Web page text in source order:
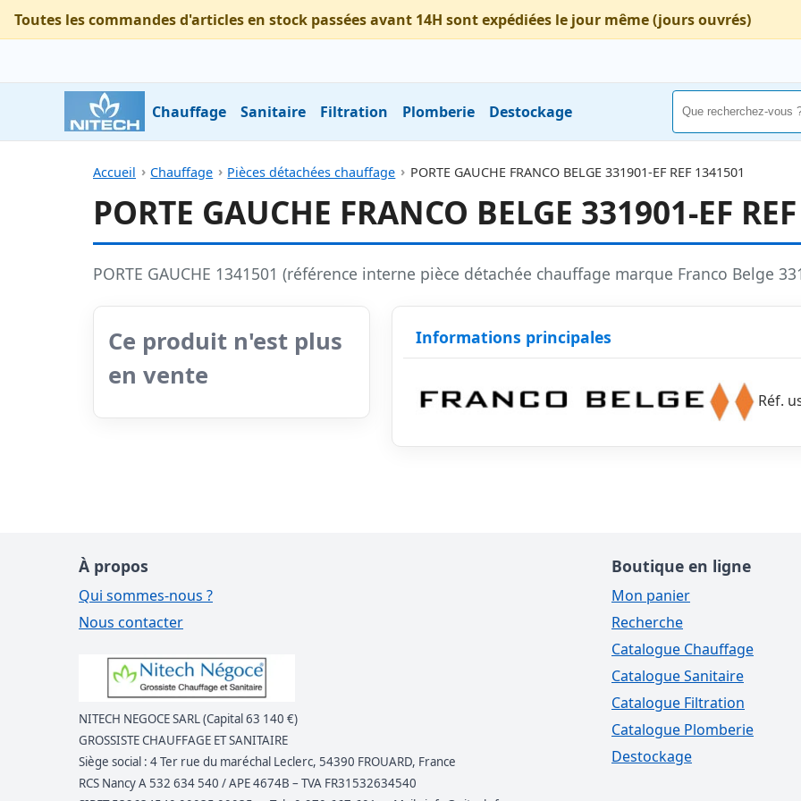
Toutes les commandes d'articles en stock passées avant 14H sont expédiées le jour même (jours ouvrés)
Chauffage Sanitaire Filtration Plomberie Destockage
Accueil Chauffage Pièces détachées chauffage PORTE GAUCHE FRANCO BELGE 331901-EF REF 1341501
PORTE GAUCHE FRANCO BELGE 331901-EF
PORTE GAUCHE 1341501 (référence interne pièce détachée chauffage marque Franco Belge
Ce produit n'est plus
en vente
Informations principales
Réf.
À propos
Qui sommes-nous ?
Nous contacter
NITECH NEGOCE SARL (Capital 63 140 €)
GROSSISTE CHAUFFAGE ET SANITAIRE
Siège social : 4 Ter rue du maréchal Leclerc, 54390 FROUARD, France
RCS Nancy A 532 634 540 / APE 4674B – TVA FR31532634540
Boutique en ligne
Mon panier
Recherche
Catalogue Chauffage
Catalogue Sanitaire
Catalogue Filtration
Catalogue Plomberie
Destockage